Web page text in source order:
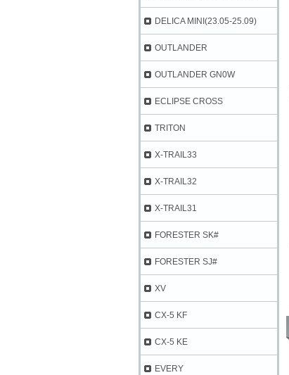
DELICA MINI(23.05-25.09)
OUTLANDER
OUTLANDER GN0W
ECLIPSE CROSS
TRITON
X-TRAIL33
X-TRAIL32
X-TRAIL31
FORESTER SK#
FORESTER SJ#
XV
CX-5 KF
CX-5 KE
EVERY